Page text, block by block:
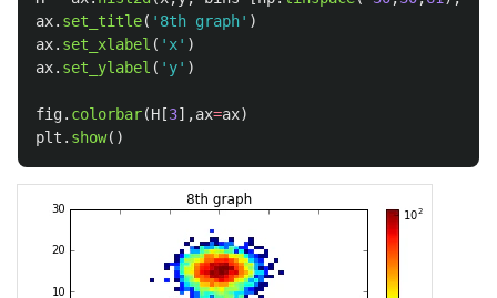
ax. set_title( ' 8th graph' )
ax. set_xlabel ( ' x' )
ax. set_ylabel ( ' y' )
fig. colorbar(H [3],ax=ax)
plt . show()